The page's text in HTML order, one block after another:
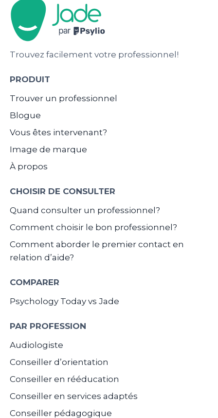
Trouvez facilement votre professionnel!
PRODUIT
Trouver un professionnel
Blogue
Vous êtes intervenant?
Image de marque
À propos
CHOISIR DE CONSULTER
Quand consulter un professionnel?
Comment choisir le bon professionnel?
Comment aborder le premier contact en
relation d’aide?
COMPARER
Psychology Today vs Jade
PAR PROFESSION
Audiologiste
Conseiller d’orientation
Conseiller en rééducation
Conseiller en services adaptés
Conseiller pédagogique